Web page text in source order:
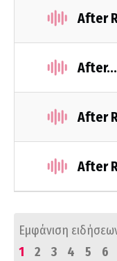
After
After
After
Εμφάνιση
1
2 3 4 5 6